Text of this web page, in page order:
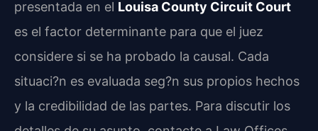
presentada en el Louisa County Circuit Court
es el factor determinante para que el juez
considere si se ha probado la causal. Cada
situaci?n es evaluada seg?n sus propios hechos
y la credibilidad de las partes. Para discutir los